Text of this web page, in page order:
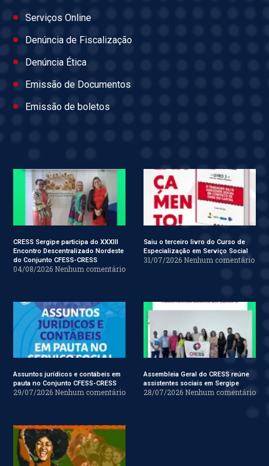
Serviços Online
Denúncia de Fiscalização
Denúncia Ética
Emissão de Documentos
Emissão de boletos
CRESS Sergipe participa do XXXIII
Encontro Descentralizado Nordeste
do Conjunto CFESS-CRESS
04/08/2026 Nenhum comentário
Saiu o terceiro livro do Curso de
Especialização em Serviço Social
31/07/2026 Nenhum comentário
Assuntos jurídicos e contábeis em
pauta no Conjunto CFESS-CRESS
29/07/2026 Nenhum comentário
Assembleia Geral do CRESS reúne
assistentes sociais em Sergipe
28/07/2026 Nenhum comentário